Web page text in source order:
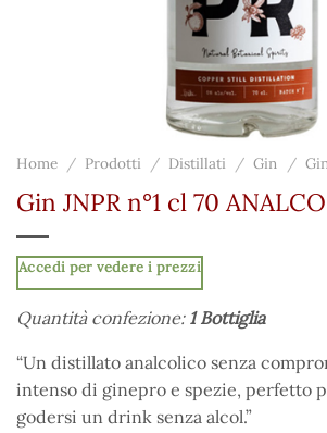
Home / Prodotti / Distillati / Gin /
Gin JNPR n°1 cl 70
Accedi per vedere i prezzi
Quantità confezione: 1 Bottiglia
“Un distillato analcolico senza
intenso di ginepro e spezie, perfetto
godersi un drink senza alcol.”